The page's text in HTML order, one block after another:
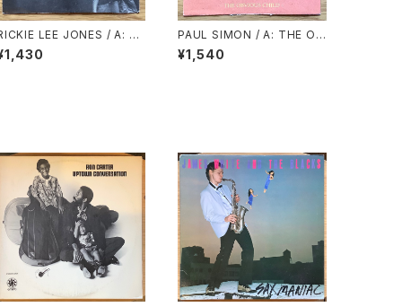
LEE JONES / A: W
& DUTCH ON THE
TRAIN TO PEKING
PAUL SIMON / A: THE OB
VIOUS CHILD / B: THE RH
YTHM OF THE SAINTS
¥1,540